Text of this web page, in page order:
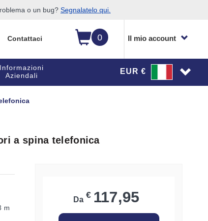
o un bug? Segnalatelo qui.
0 Il mio account
Contattaci
Informazioni
Aziendali
EUR €
a spina telefonica
m
Da € 117,95